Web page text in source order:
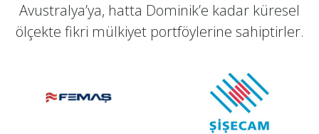
Avustralya’ya, hatta Dominik’e kadar küresel
ölçekte fikri mülkiyet portföylerine sahiptirler.